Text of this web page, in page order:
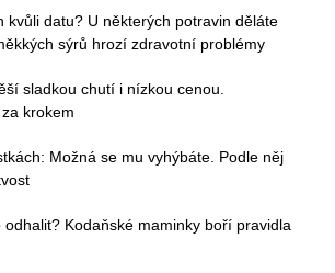
kvůli datu? U některých potravin děláte
sýrů hrozí zdravotní problémy
sladkou chutí i nízkou cenou.
krokem
Možná se mu vyhýbáte. Podle něj
Kodaňské maminky boří pravidla